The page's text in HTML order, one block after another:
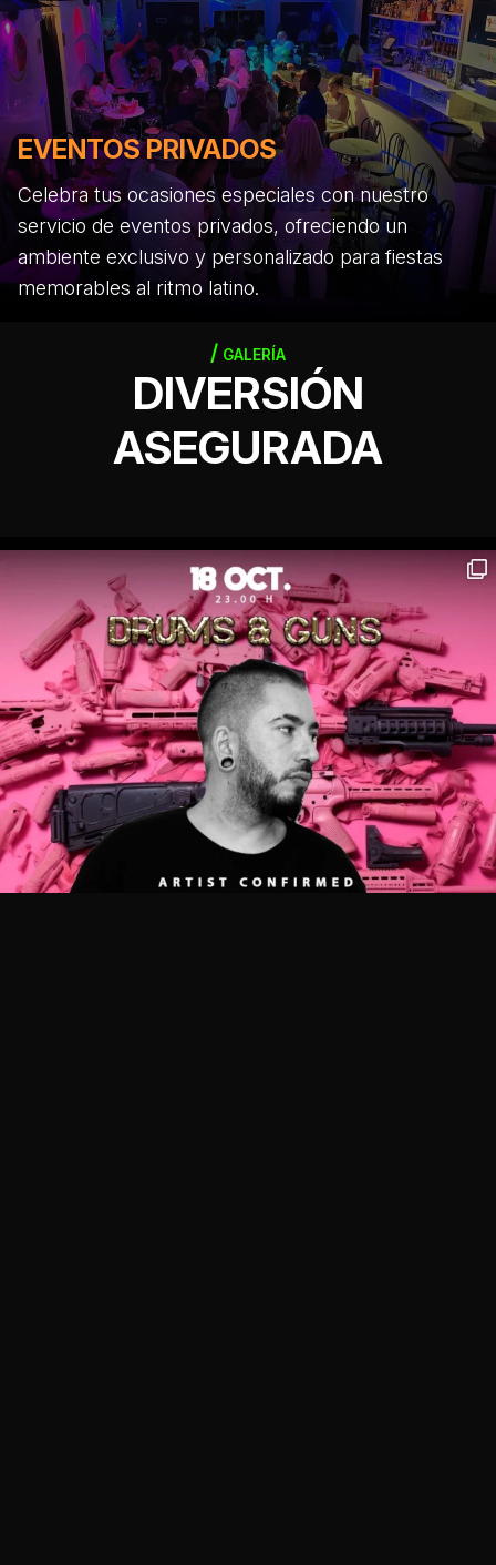
EVENTOS PRIVADOS
Celebra tus ocasiones especiales con nuestro
servicio de eventos privados, ofreciendo un
ambiente exclusivo y personalizado para fiestas
memorables al ritmo latino.
GALERÍA
DIVERSIÓN
ASEGURADA